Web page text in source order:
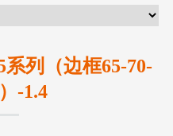
列（边框65-70-
-1.4